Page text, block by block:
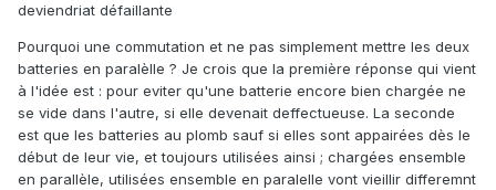
deviendriat défaillante
Pourquoi une commutation et ne pas simplement mettre les deux
batteries en paralèlle ? Je crois que la première réponse qui vient
à l'idée est : pour eviter qu'une batterie encore bien chargée ne
se vide dans l'autre, si elle devenait deffectueuse. La seconde
est que les batteries au plomb sauf si elles sont appairées dès le
début de leur vie, et toujours utilisées ainsi ; chargées ensemble
en parallèle, utilisées ensemble en paralelle vont vieillir differemnt